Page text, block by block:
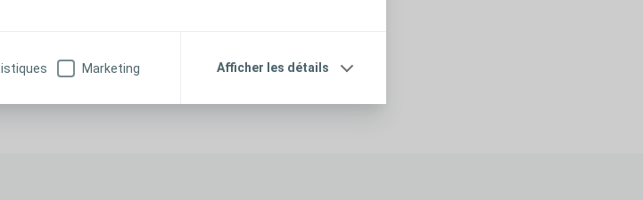
Marketing Afficher les détails